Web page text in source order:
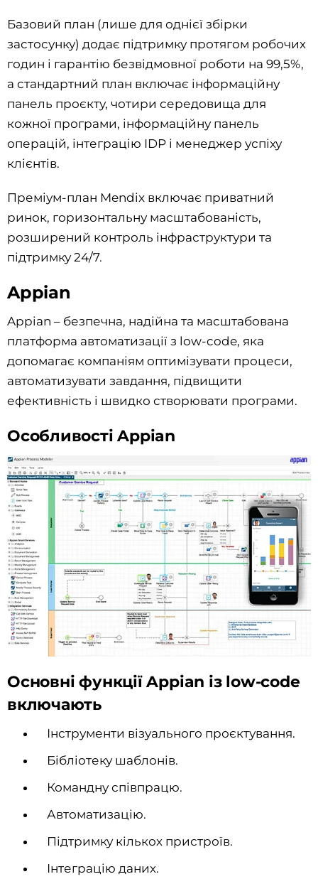
Базовий план (лише для однієї збірки
застосунку) додає підтримку протягом робочих
годин і гарантію безвідмовної роботи на 99,5%,
а стандартний план включає інформаційну
панель проєкту, чотири середовища для
кожної програми, інформаційну панель
операцій, інтеграцію IDP і менеджер успіху
клієнтів.
Преміум-план Mendix включає приватний
ринок, горизонтальну масштабованість,
розширений контроль інфраструктури та
підтримку 24/7.
Appian
Appian – безпечна, надійна та масштабована
платформа автоматизації з low-code, яка
допомагає компаніям оптимізувати процеси,
автоматизувати завдання, підвищити
ефективність і швидко створювати програми.
Особливості Appian
Основні функції Appian із low-code
включають
Інструменти візуального проєктування.
Бібліотеку шаблонів.
Командну співпрацю.
Автоматизацію.
Підтримку кількох пристроїв.
Інтеграцію даних.